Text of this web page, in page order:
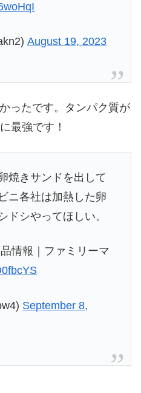
August 19, 2023
ったです。タンパク質が
最強です！
焼きサンドを出して
ニ各社は加熱した卵
ドシやってほしい。
情報｜ファミリーマ
September 8,